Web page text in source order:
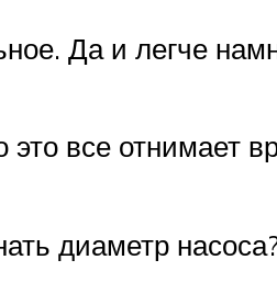
Да и легче
все отнимает
диаметр